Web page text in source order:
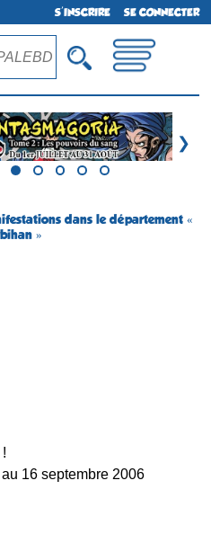
S'INSCRIRE SE CONNECTER
❯
dans le département «
»
16 septembre 2006